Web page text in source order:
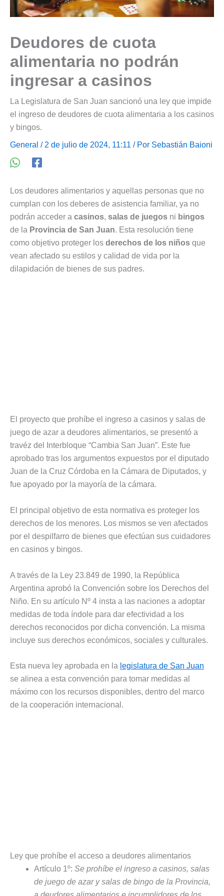
Deudores de cuota
alimentaria no podrán
ingresar a casinos
La Legislatura de San Juan sancionó una ley que impide
el ingreso de deudores de cuota alimentaria a los casinos
y bingos.
General / 2 de julio de 2024, 11:11 / Por Sebastián Baioni
Los deudores alimentarios y aquellas personas que no
cumplan con los deberes de asistencia familiar, ya no
podrán acceder a casinos, salas de juegos ni bingos
de la Provincia de San Juan. Esta resolución tiene
como objetivo proteger los derechos de los niños que
vean afectado su estilos y calidad de vida por la
dilapidación de bienes de sus padres.
El proyecto que prohíbe el ingreso a casinos y salas de
juego de azar a deudores alimentarios, se presentó a
travéz del Interbloque “Cambia San Juan”. Este fue
aprobado tras los argumentos expuestos por el diputado
Juan de la Cruz Córdoba en la Cámara de Diputados, y
fue apoyado por la mayoría de la cámara.
El principal objetivo de esta normativa es proteger los
derechos de los menores. Los mismos se ven afectados
por el despilfarro de bienes que efectúan sus cuidadores
en casinos y bingos.
A través de la Ley 23.849 de 1990, la República
Argentina aprobó la Convención sobre los Derechos del
Niño. En su artículo Nº 4 insta a las naciones a adoptar
medidas de toda índole para dar efectividad a los
derechos reconocidos por dicha convención. La misma
incluye sus derechos económicos, sociales y culturales.
Esta nueva ley aprobada en la legislatura de San Juan
se alinea a esta convención para tomar medidas al
máximo con los recursos disponibles, dentro del marco
de la cooperación internacional.
Ley que prohíbe el acceso a deudores alimentarios
Artículo 1º: Se prohíbe el ingreso a casinos, salas
de juego de azar y salas de bingo de la Provincia,